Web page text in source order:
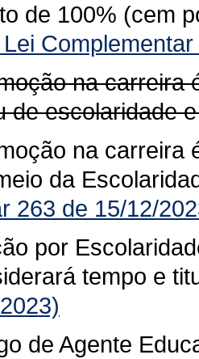
de 100% (cem
na carreira
de escolaridade
na carreira
da
263 de 15/12/
por
tempo e
de Agente